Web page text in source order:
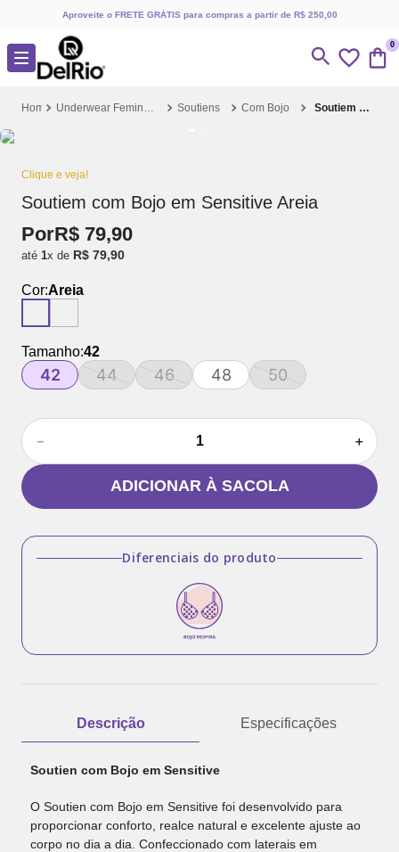
Aproveite o FRETE GRÁTIS para compras a partir de R$ 250,00
0
Underwear Feminino Soutiens Com Bojo Soutiem com Bojo em Sensitive Areia
Clique e veja!
Soutiem com Bojo em Sensitive Areia
PorR$ 79,90
até 1x de R$ 79,90
Cor:Areia
Tamanho:42
42 44 46 48 50
＋
－
ADICIONAR À SACOLA
Diferenciais do produto
Descrição Especificações
Soutien com Bojo em Sensitive
O Soutien com Bojo em Sensitive foi desenvolvido para
proporcionar conforto, realce natural e excelente ajuste ao
corpo no dia a dia. Confeccionado com laterais em